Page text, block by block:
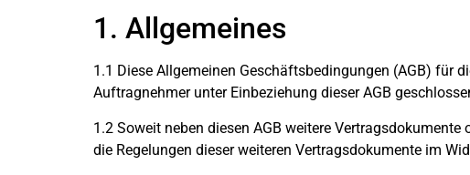
1. Allgemeines
1.1 Diese Allgemeinen Geschäftsbedingungen (AGB) für
Auftragnehmer unter Einbeziehung dieser AGB
1.2 Soweit neben diesen AGB weitere
die Regelungen dieser weiteren Vertragsdokumente im